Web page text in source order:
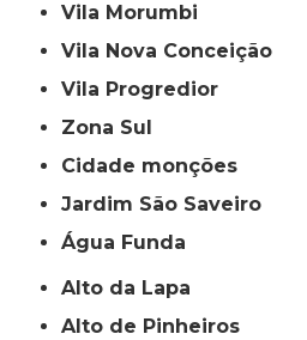
Vila Morumbi
Vila Nova Conceição
Vila Progredior
Zona Sul
cidade monções
jardim São Saveiro
Água Funda
Alto da Lapa
Alto de Pinheiros